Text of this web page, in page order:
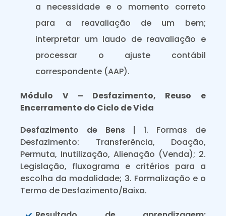
a necessidade e o momento correto
para a reavaliação de um bem;
interpretar um laudo de reavaliação e
processar o ajuste contábil
correspondente (AAP).
Módulo V – Desfazimento, Reuso e
Encerramento do Ciclo de Vida
Desfazimento de Bens | 1. Formas de
Desfazimento: Transferência, Doação,
Permuta, Inutilização, Alienação (Venda); 2.
Legislação, fluxograma e critérios para a
escolha da modalidade; 3. Formalização e o
Termo de Desfazimento/Baixa.